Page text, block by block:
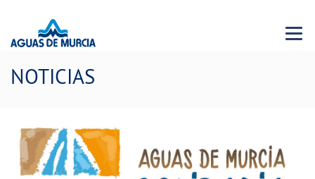
Menu
NOTICIAS